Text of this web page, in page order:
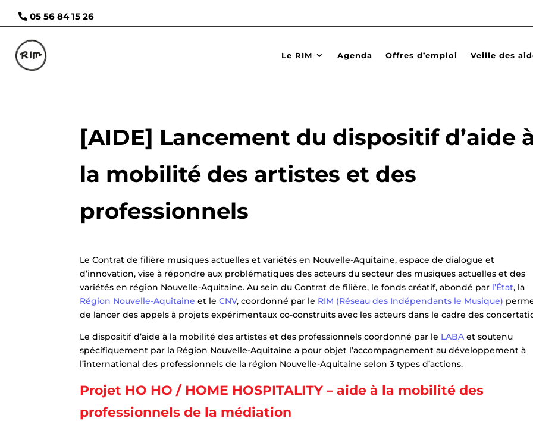
05 56 84 15 26
Le RIM Agenda Offres d’emploi Veille des
[AIDE] Lancement du dispositif d’aide
la mobilité des artistes et des
professionnels
Le Contrat de filière musiques actuelles et variétés en Nouvelle-Aquitaine, espace de dialogue et
d’innovation, vise à répondre aux problématiques des acteurs du secteur des musiques actuelles et des
variétés en région Nouvelle-Aquitaine. Au sein du Contrat de filière, le fonds créatif, abondé par l’État, la
Région Nouvelle-Aquitaine et leCNV, coordonné par le RIM (Réseau des Indépendants le Musique)
de lancer des appels à projets expérimentaux co-construits avec les acteurs dans le cadre des
Le dispositif d’aide à la mobilité des artistes et des professionnels coordonné par le LABA et soutenu
spécifiquement par la Région Nouvelle-Aquitaine a pour objet l’accompagnement au développement à
l’international des professionnels de la région Nouvelle-Aquitaine selon 3 types d’actions.
Projet HO HO / HOME HOSPITALITY – aide à la mobilité des
professionnels de la médiation